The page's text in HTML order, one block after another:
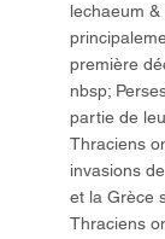
lechaeum
première
nbsp;
partie de
Thraciens
invasions
et la Grèce
Thraciens